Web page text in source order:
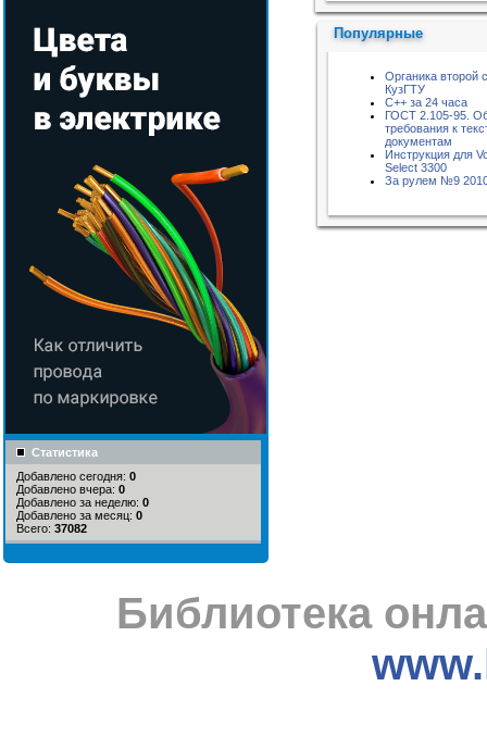
Статистика
Добавлено сегодня: 0
Добавлено вчера: 0
Добавлено за неделю: 0
Добавлено за месяц: 0
Всего: 37082
Популярные
Органика второй
КузГТУ
C++ за 24 часа
ГОСТ 2.105-95.
требования к
документам
Инструкция для
Select 3300
За рулем №9
Библиотека